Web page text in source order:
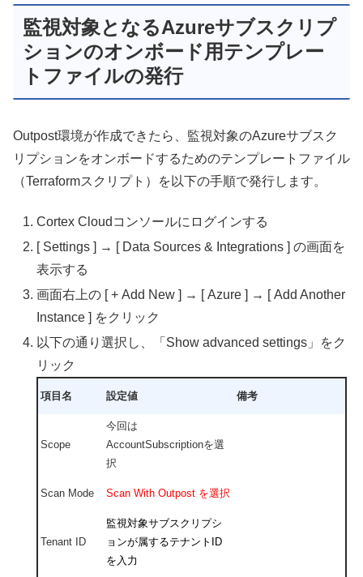
監視対象となるAzureサブスクリプ
ションのオンボード用テンプレー
トファイルの発行
Outpost環境が作成できたら、監視対象のAzureサブスク
リプションをオンボードするためのテンプレートファイル
（Terraformスクリプト）を以下の手順で発行します。
Cortex Cloudコンソールにログインする
[ Settings ] → [ Data Sources & Integrations ] の画面を
表示する
画面右上の [ + Add New ] → [ Azure ] → [ Add Another
Instance ] をクリック
以下の通り選択し、「Show advanced settings」をク
リック
項目名 設定値 備考
Scope
今回は
AccountSubscriptionを選
択
Scan Mode Scan With Outpost を選択
Tenant ID
監視対象サブスクリプシ
ョンが属するテナントID
を入力